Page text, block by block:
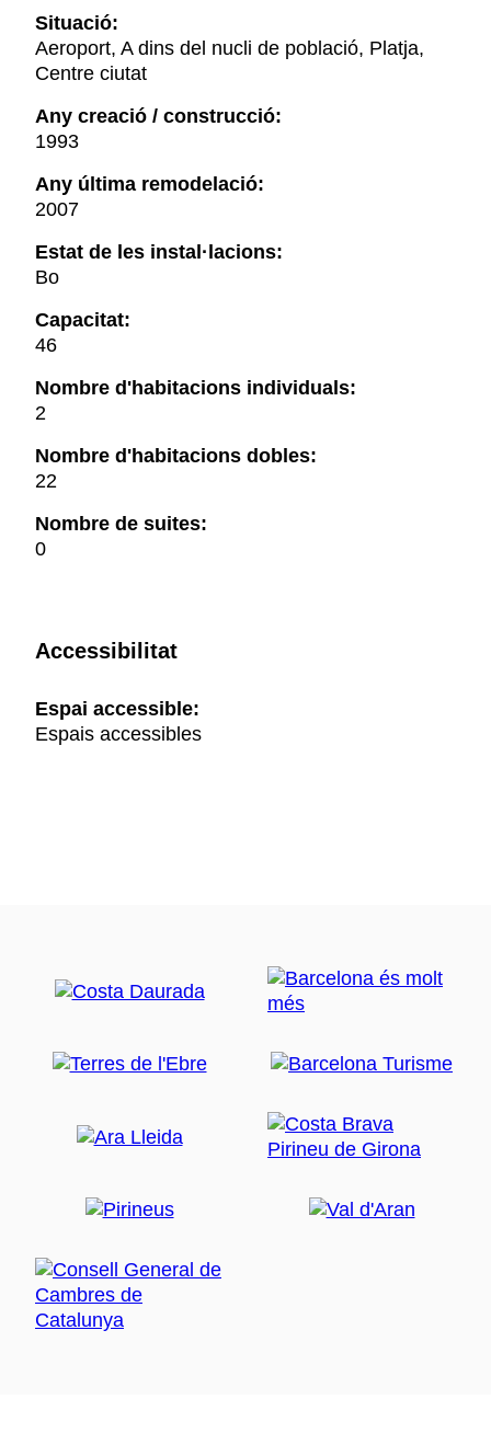
Situació:
Aeroport, A dins del nucli de població, Platja,
Centre ciutat
Any creació / construcció:
1993
Any última remodelació:
2007
Estat de les instal·lacions:
Bo
Capacitat:
46
Nombre d'habitacions individuals:
2
Nombre d'habitacions dobles:
22
Nombre de suites:
0
Accessibilitat
Espai accessible:
Espais accessibles